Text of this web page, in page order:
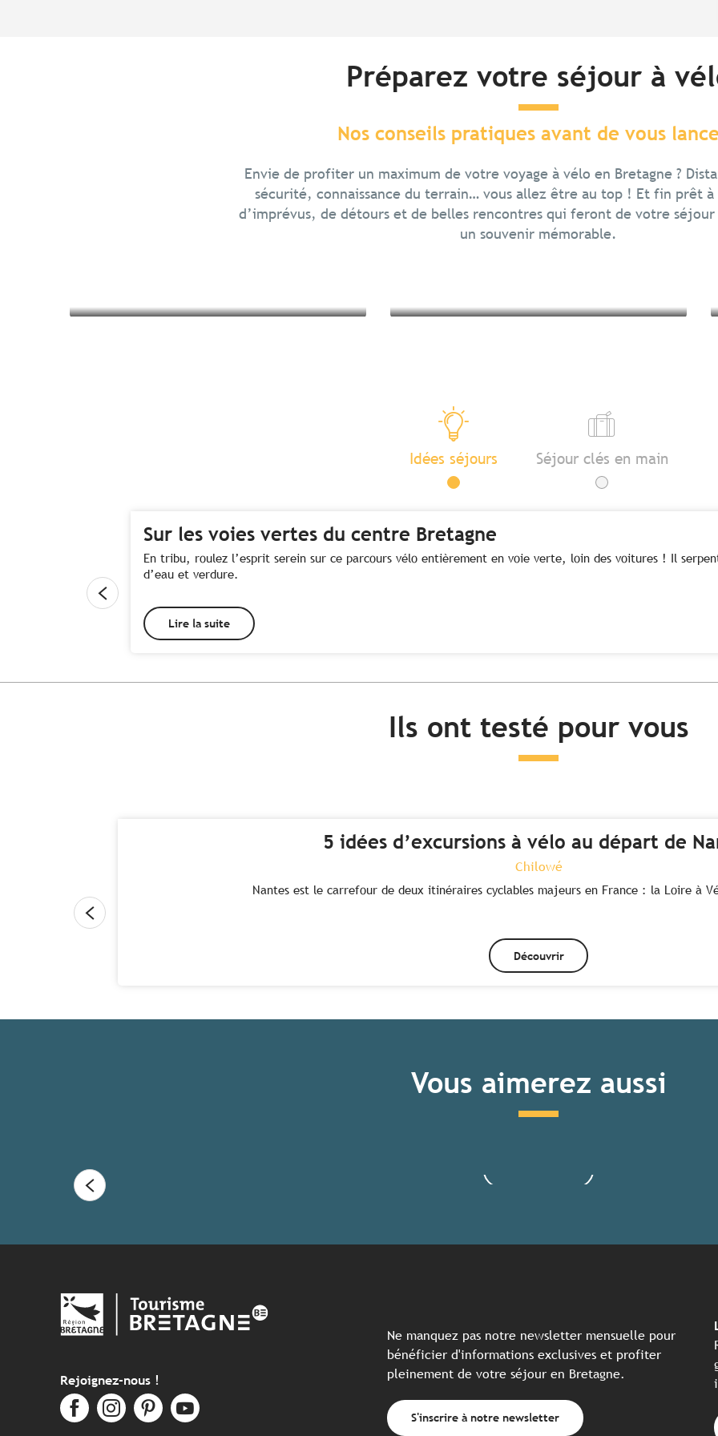
Préparez votre séjour à
Nos conseils pratiques avant de vous
Envie de profiter un maximum de votre voyage à vélo en Bretagne ?
sécurité, connaissance du terrain… vous allez être au top ! Et fin prêt
d’imprévus, de détours et de belles rencontres qui feront de votre séjour
un souvenir mémorable.
voies de Bretagne
Lire la suite
Partir en famille à vélo
Se déplacer en Bretagne avec
son vélo
Lire la suite
Idées séjours Séjour clés en main
Sur les voies vertes du centre Bretagne
En tribu, roulez l’esprit serein sur ce parcours vélo entièrement en voie verte, loin des voitures ! Il
d’eau et verdure.
Lire la suite
Ils ont testé pour vous
5 idées d’excursions à vélo au départ de
Chilowé
Nantes est le carrefour de deux itinéraires cyclables majeurs en France : la Loire à
Découvrir
Vous aimerez aussi
Prendre le bateau avec son vélo
Rejoignez-nous !
Ne manquez pas notre newsletter mensuelle pour
bénéficier d'informations exclusives et profiter
pleinement de votre séjour en Bretagne.
S'inscrire à notre newsletter